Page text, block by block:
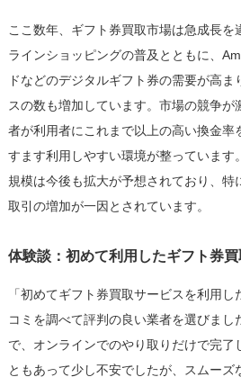
ここ数年、ギフト券買取市場は急成長を
ラインショッピングの普及とともに、
ドなどのデジタルギフト券の需要が高
スの数も増加しています。市場の競争
者が利用者にこれまで以上の高い換金率
すます利用しやすい環境が整っています
規模は今後も拡大が予想されており、特
取引の増加が一因とされています。
体験談：初めて利用したギフト券
「初めてギフト券買取サービスを利用
コミを調べて評判の良い業者を選びま
で、オンラインでのやり取りだけで完了
ともあって少し不安でしたが、スムー